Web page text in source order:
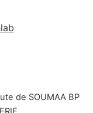
de SOUMAA BP